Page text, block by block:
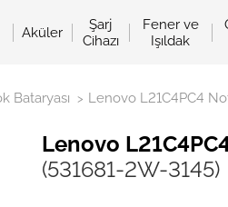
Aküler
Şarj
Cihazı
Fener ve
Işıldak
Bataryası > Lenovo L21C4PC4
Lenovo
(531681-2W-3145)